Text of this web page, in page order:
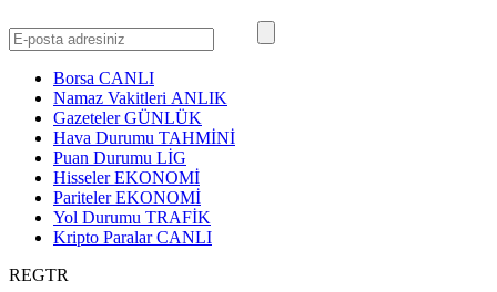
Borsa CANLI
Namaz Vakitleri ANLIK
GazetelerGÜNLÜK
Hava Durumu TAHMİNİ
Puan Durumu LİG
HisselerEKONOMİ
ParitelerEKONOMİ
Yol Durumu TRAFİK
Kripto ParalarCANLI
REGTR